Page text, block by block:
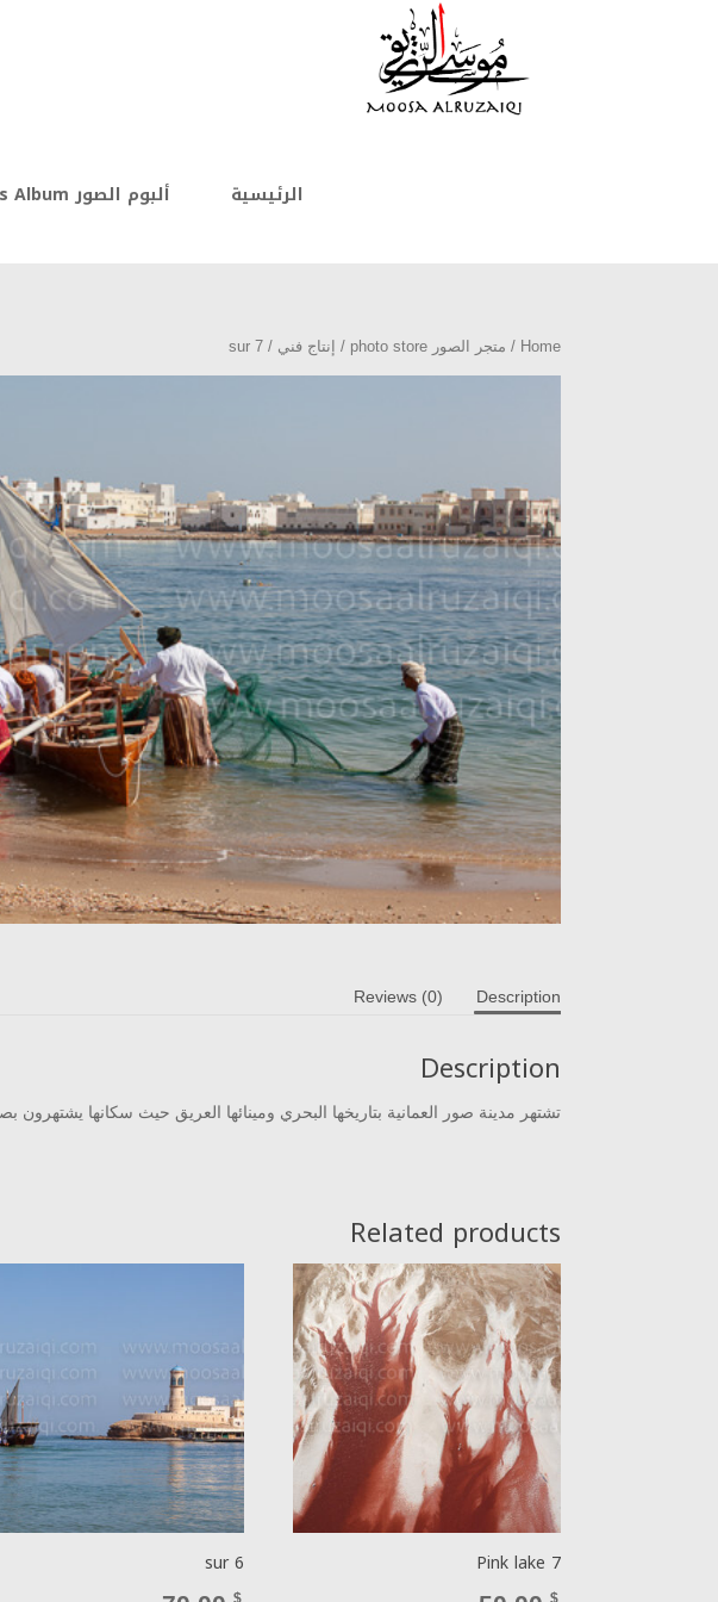
الرئيسية ألبوم الصور Photos Album
Home
/ متجر الصور photo store / إنتاج فني / sur 7
Description
Reviews (0)
Description
تشتهر مدينة صور العمانية بتاريخها البحري ومينائها العريق حيث سكانها يشتهرون
Related products
Pink lake 7
$
sur 6
$